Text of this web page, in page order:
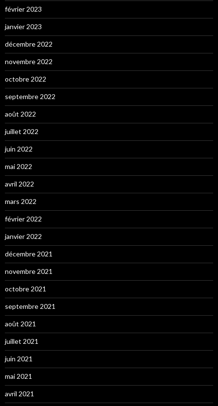
février 2023
janvier 2023
décembre 2022
novembre 2022
octobre 2022
septembre 2022
août 2022
juillet 2022
juin 2022
mai 2022
avril 2022
mars 2022
février 2022
janvier 2022
décembre 2021
novembre 2021
octobre 2021
septembre 2021
août 2021
juillet 2021
juin 2021
mai 2021
avril 2021